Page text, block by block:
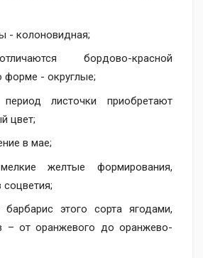
- колоновидная;
бордово-красной
форме - округлые;
листочки приобретают
цвет;
в мае;
желтые формирования,
барбарис этого сорта ягодами,
– от оранжевого до оранжево-